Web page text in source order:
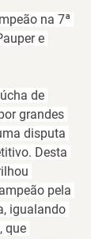
na 7ª
e
de
grandes
disputa
Desta
pela
igualando
, que